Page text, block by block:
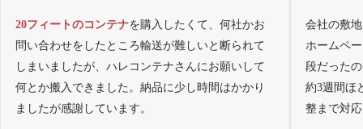
20フィートのコンテナを購入したくて、何社かお
問い合わせをしたところ輸送が難しいと断られて
しまいましたが、ハレコンテナさんにお願いして
何とか搬入できました。納品に少し時間はかかり
ましたが感謝しています。
会社の敷
ホームペ
段だった
約3週間ほ
整まで対